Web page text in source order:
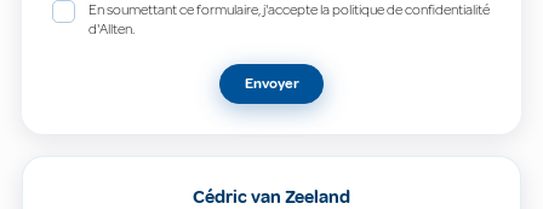
En soumettant ce formulaire, j'accepte la politique de confidentialité
d'Allten.
Envoyer
Cédric van Zeeland